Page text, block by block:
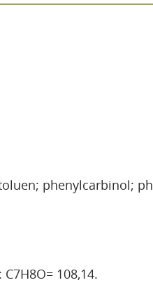
phenylcarbinol;
108,14.